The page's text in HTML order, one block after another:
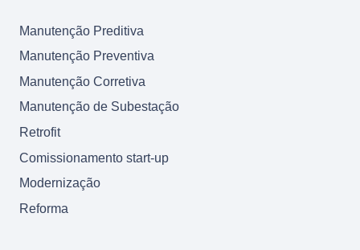
Manutenção Preditiva
Manutenção Preventiva
Manutenção Corretiva
Manutenção de Subestação
Retrofit
Comissionamento start-up
Modernização
Reforma